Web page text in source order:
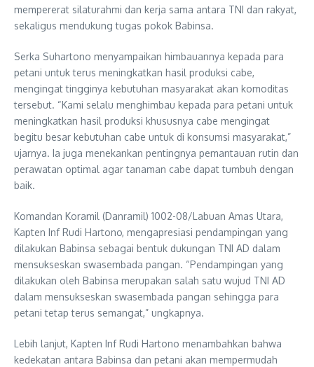
mempererat silaturahmi dan kerja sama antara TNI dan rakyat,
sekaligus mendukung tugas pokok Babinsa.
Serka Suhartono menyampaikan himbauannya kepada para
petani untuk terus meningkatkan hasil produksi cabe,
mengingat tingginya kebutuhan masyarakat akan komoditas
tersebut. “Kami selalu menghimbau kepada para petani untuk
meningkatkan hasil produksi khususnya cabe mengingat
begitu besar kebutuhan cabe untuk di konsumsi masyarakat,”
ujarnya. Ia juga menekankan pentingnya pemantauan rutin dan
perawatan optimal agar tanaman cabe dapat tumbuh dengan
baik.
Komandan Koramil (Danramil) 1002-08/Labuan Amas Utara,
Kapten Inf Rudi Hartono, mengapresiasi pendampingan yang
dilakukan Babinsa sebagai bentuk dukungan TNI AD dalam
mensukseskan swasembada pangan. “Pendampingan yang
dilakukan oleh Babinsa merupakan salah satu wujud TNI AD
dalam mensukseskan swasembada pangan sehingga para
petani tetap terus semangat,” ungkapnya.
Lebih lanjut, Kapten Inf Rudi Hartono menambahkan bahwa
kedekatan antara Babinsa dan petani akan mempermudah